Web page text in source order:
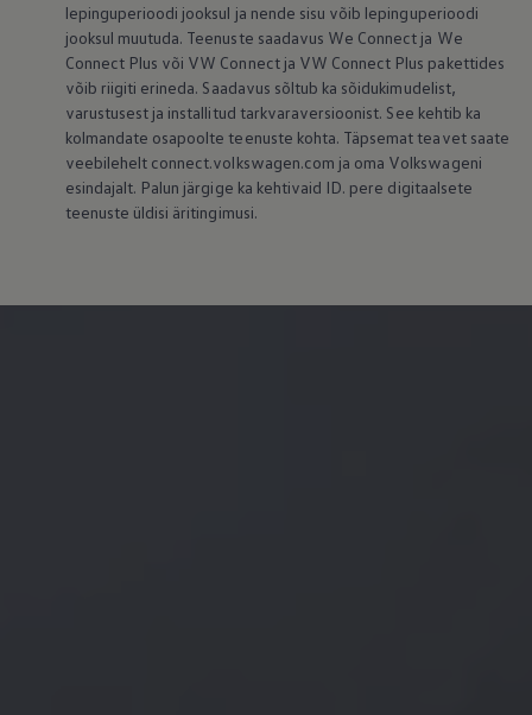
lepinguperioodi jooksul ja nende sisu võib lepinguperioodi
jooksul muutuda. Teenuste saadavus We Connect ja We
Connect Plus või VW Connect ja VW Connect Plus pakettides
võib riigiti erineda. Saadavus sõltub ka sõidukimudelist,
varustusest ja installitud tarkvaraversioonist. See kehtib ka
kolmandate osapoolte teenuste kohta. Täpsemat teavet saate
veebilehelt connect.volkswagen.com ja oma Volkswageni
esindajalt. Palun järgige ka kehtivaid ID. pere digitaalsete
teenuste üldisi äritingimusi.